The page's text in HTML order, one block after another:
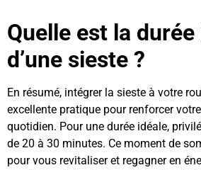
Quelle est la
d’une sieste ?
En résumé, intégrer la sieste à votre
excellente pratique pour renforcer
quotidien. Pour une durée idéale,
de 20 à 30 minutes. Ce moment de
pour vous revitaliser et regagner en